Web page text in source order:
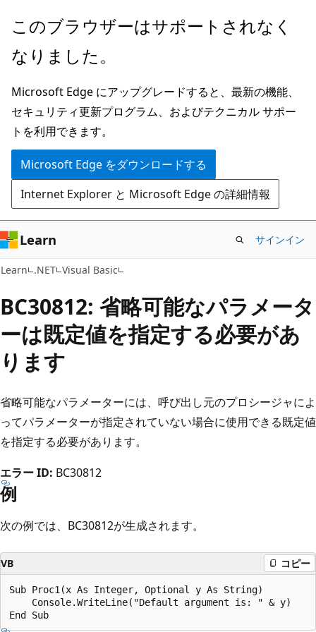
メ
ン
ン
テ
ン
ツ
に
ス
キ
ッ
プ
このブラウザーはサポートされなく
なりました。
Microsoft Edge にアップグレードすると、最新の機能、
セキュリティ更新プログラム、およびテクニカル サポー
トを利用できます。
Microsoft Edge をダウンロードする
Internet Explorer と Microsoft Edge の詳細情報
Learn サインイン
Learn .NET Visual Basic
BC30812: 省略可能なパラメータ
ーは既定値を指定する必要があ
ります
省略可能なパラメーターには、呼び出し元のプロシージャによ
ってパラメーターが指定されていない場合に使用できる既定値
を指定する必要があります。
エラー ID: BC30812
例
次の例では、BC30812が生成されます。
VB コピー
Sub Proc1(x As Integer, Optional y As String)
    Console.WriteLine("Default argument is: " & y)